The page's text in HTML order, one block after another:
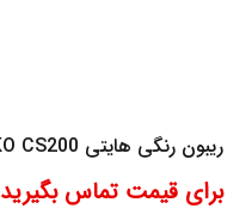
ریبون رنگی هایتی Hiti YMCKO CS200
برای قیمت تماس بگیرید